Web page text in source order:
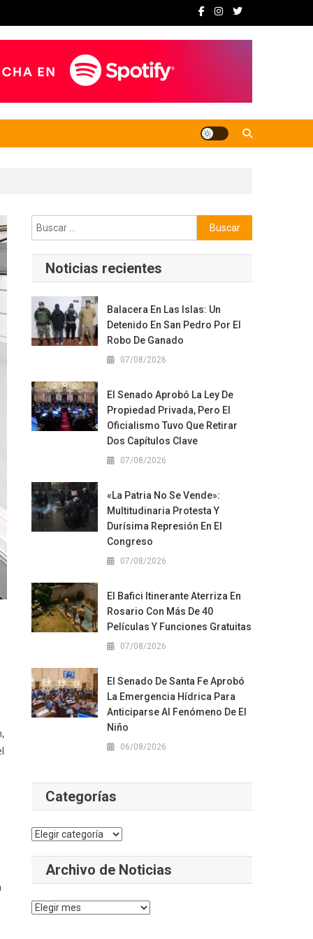
Buscar:
Noticias recientes
Balacera En Las Islas: Un
Detenido En San Pedro Por El
Robo De Ganado
07/08/2026
El Senado Aprobó La Ley De
Propiedad Privada, Pero El
Oficialismo Tuvo Que Retirar
Dos Capítulos Clave
07/08/2026
«La Patria No Se Vende»:
Multitudinaria Protesta Y
Durísima Represión En El
Congreso
07/08/2026
El Bafici Itinerante Aterriza En
Rosario Con Más De 40
Películas Y Funciones Gratuitas
07/08/2026
El Senado De Santa Fe Aprobó
La Emergencia Hídrica Para
Anticiparse Al Fenómeno De El
Niño
06/08/2026
Categorías
Categorías
Archivo de Noticias
Archivo